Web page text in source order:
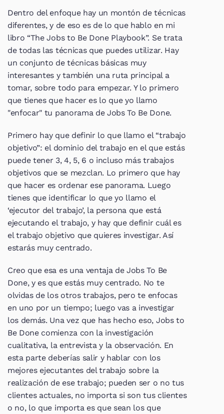
Dentro del enfoque hay un montón de técnicas
diferentes, y de eso es de lo que hablo en mi
libro “The Jobs to Be Done Playbook”. Se trata
de todas las técnicas que puedes utilizar. Hay
un conjunto de técnicas básicas muy
interesantes y también una ruta principal a
tomar, sobre todo para empezar. Y lo primero
que tienes que hacer es lo que yo llamo
"enfocar" tu panorama de Jobs To Be Done.
Primero hay que definir lo que llamo el “trabajo
objetivo”: el dominio del trabajo en el que estás
puede tener 3, 4, 5, 6 o incluso más trabajos
objetivos que se mezclan. Lo primero que hay
que hacer es ordenar ese panorama. Luego
tienes que identificar lo que yo llamo el
‘ejecutor del trabajo’, la persona que está
ejecutando el trabajo, y hay que definir cuál es
el trabajo objetivo que quieres investigar. Así
estarás muy centrado.
Creo que esa es una ventaja de Jobs To Be
Done, y es que estás muy centrado. No te
olvidas de los otros trabajos, pero te enfocas
en uno por un tiempo; luego vas a investigar
los demás. Una vez que has hecho eso, Jobs to
Be Done comienza con la investigación
cualitativa, la entrevista y la observación. En
esta parte deberías salir y hablar con los
mejores ejecutantes del trabajo sobre la
realización de ese trabajo; pueden ser o no tus
clientes actuales, no importa si son tus clientes
o no, lo que importa es que sean los que